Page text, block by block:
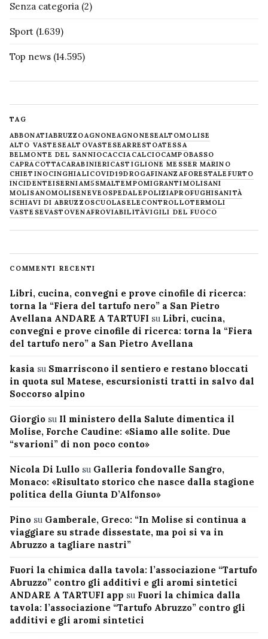
Senza categoria (2)
Sport (1.639)
Top news (14.595)
TAG
ABBONATIABRUZZOAGNONEAGNONESEALTOMOLISE
ALTO VASTESEALTOVASTESEARRESTOATESSA
BELMONTE DEL SANNIOCACCIACALCIOCAMPOBASSO
CAPRACOTTACARABINIERICASTIGLIONE MESSER MARINO
CHIETINOCINGHIALICOVID19DROGAFINANZAFORESTALE FURTO
INCIDENTEISERNIAM5SMALTEMPOMIGRANTIMOLISANI
MOLISANOMOLISENEVE OSPEDALEPOLIZIAPROFUGHISANITÀ
SCHIAVI DI ABRUZZOSCUOLASELECONTROLLOTERMOLI
VASTESEVASTOVENAFROVIABILITÀVIGILI DEL FUOCO
COMMENTI RECENTI
Libri, cucina, convegni e prove cinofile di ricerca:
torna la “Fiera del tartufo nero” a San Pietro
Avellana ANDARE A TARTUFI su Libri, cucina,
convegni e prove cinofile di ricerca: torna la “Fiera
del tartufo nero” a San Pietro Avellana
kasia su Smarriscono il sentiero e restano bloccati
in quota sul Matese, escursionisti tratti in salvo dal
Soccorso alpino
Giorgio su Il ministero della Salute dimentica il
Molise, Forche Caudine: «Siamo alle solite. Due
“svarioni” di non poco conto»
Nicola Di Lullo su Galleria fondovalle Sangro,
Monaco: «Risultato storico che nasce dalla stagione
politica della Giunta D’Alfonso»
Pino su Gamberale, Greco: “In Molise si continua a
viaggiare su strade dissestate, ma poi si va in
Abruzzo a tagliare nastri”
Fuori la chimica dalla tavola: l’associazione “Tartufo
Abruzzo” contro gli additivi e gli aromi sintetici
ANDARE A TARTUFI app su Fuori la chimica dalla
tavola: l’associazione “Tartufo Abruzzo” contro gli
additivi e gli aromi sintetici